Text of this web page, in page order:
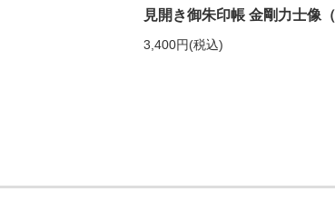
見開き御朱印帳 金剛力士像
3,400円(税込)